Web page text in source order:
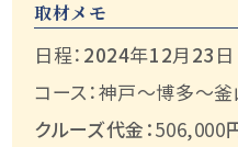
取材メモ
日程： 2024年12月 23 日
コース：神戸～博多～
クルーズ代金：506,000